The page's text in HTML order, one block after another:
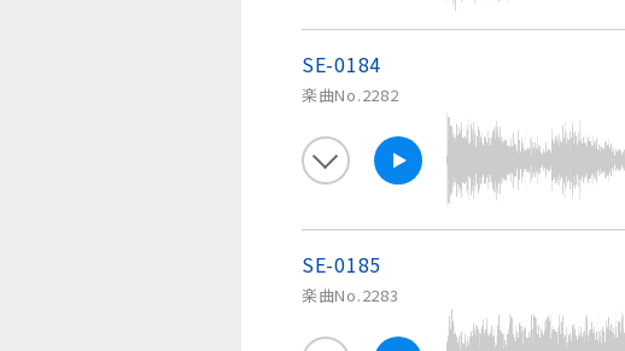
SE-0184
楽曲No.2282
SE-0185
楽曲No.2283